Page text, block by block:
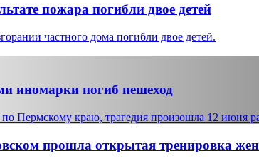
пожара погибли двое детей
частного дома погибли двое детей.
иномарки погиб пешеход
Пермскому краю, трагедия произошла 12 июня
прошла открытая тренировка